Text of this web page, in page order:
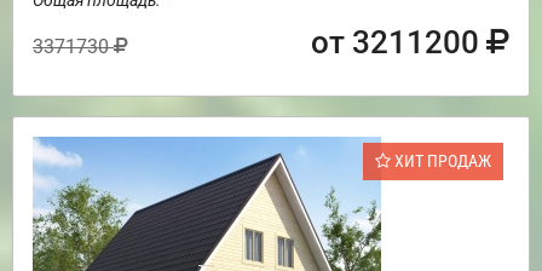
3371730 от 3211200
ХИТ ПРОДАЖ